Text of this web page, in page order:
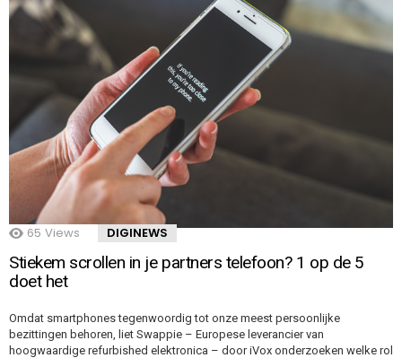
65 Views DIGINEWS
Stiekem scrollen in je partners telefoon? 1 op de 5
doet het
Omdat smartphones tegenwoordig tot onze meest persoonlijke
bezittingen behoren, liet Swappie – Europese leverancier van
hoogwaardige refurbished elektronica – door iVox onderzoeken welke rol